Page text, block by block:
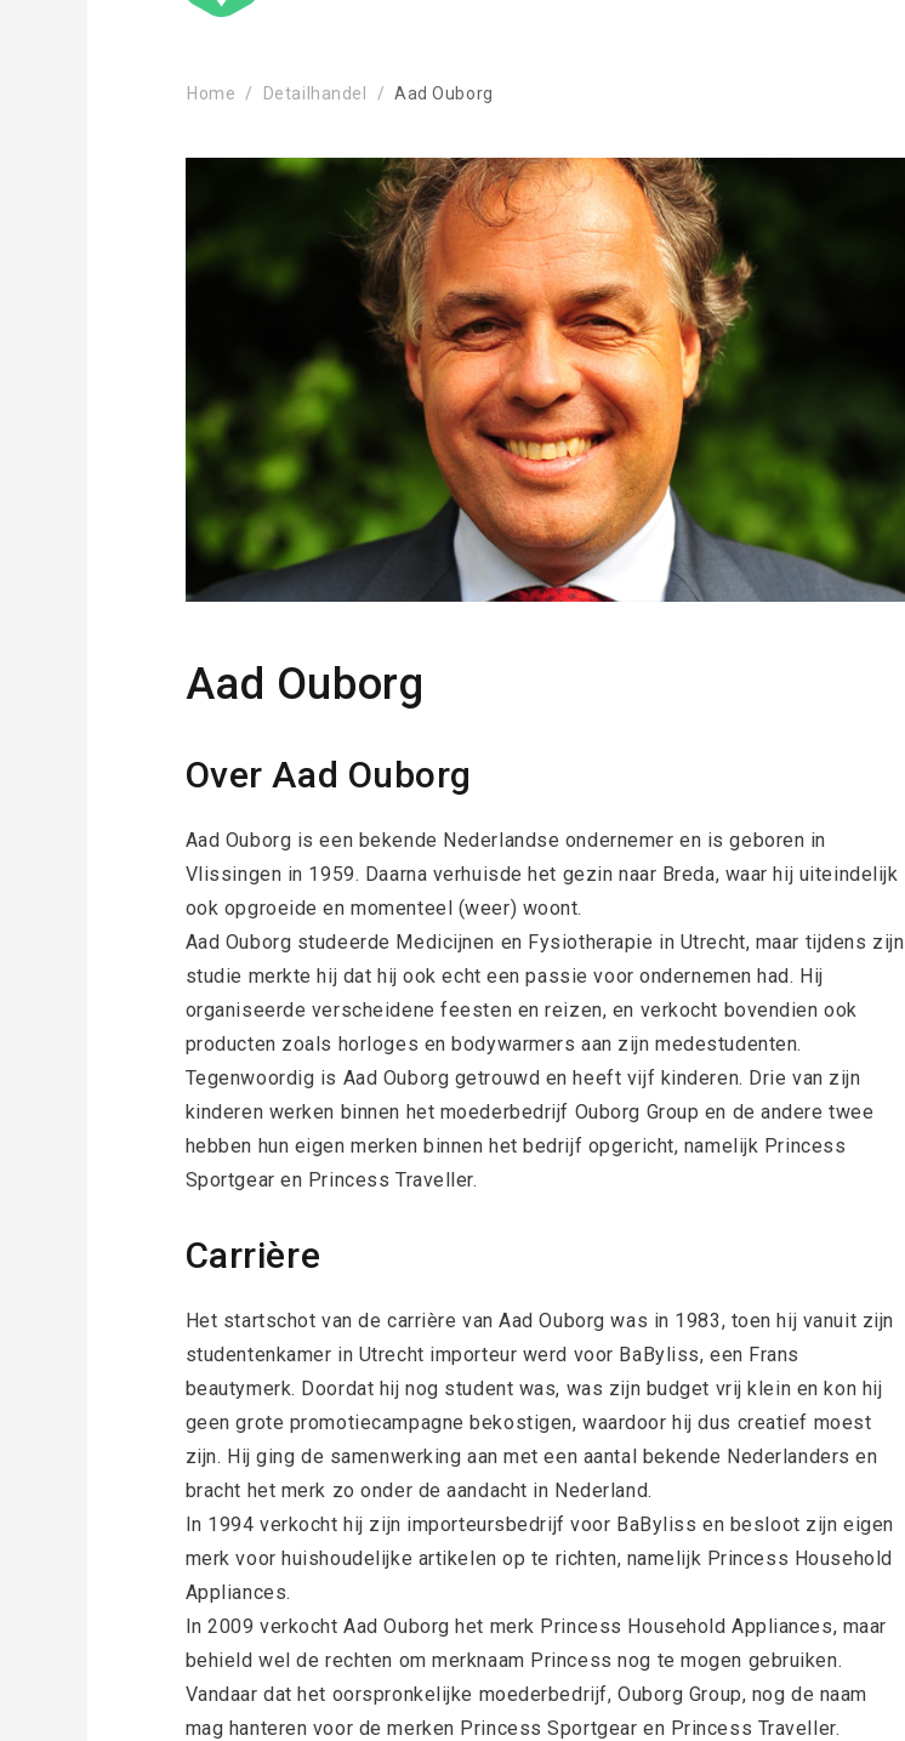
Home Detailhandel Aad Ouborg
Aad Ouborg
Over Aad Ouborg
Aad Ouborg is een bekende Nederlandse ondernemer en is geboren in
Vlissingen in 1959. Daarna verhuisde het gezin naar Breda, waar hij uiteindelijk
ook opgroeide en momenteel (weer) woont.
Aad Ouborg studeerde Medicijnen en Fysiotherapie in Utrecht, maar tijdens zijn
studie merkte hij dat hij ook echt een passie voor ondernemen had. Hij
organiseerde verscheidene feesten en reizen, en verkocht bovendien ook
producten zoals horloges en bodywarmers aan zijn medestudenten.
Tegenwoordig is Aad Ouborg getrouwd en heeft vijf kinderen. Drie van zijn
kinderen werken binnen het moederbedrijf Ouborg Group en de andere twee
hebben hun eigen merken binnen het bedrijf opgericht, namelijk Princess
Sportgear en Princess Traveller.
Carrière
Het startschot van de carrière van Aad Ouborg was in 1983, toen hij vanuit zijn
studentenkamer in Utrecht importeur werd voor BaByliss, een Frans
beautymerk. Doordat hij nog student was, was zijn budget vrij klein en kon hij
geen grote promotiecampagne bekostigen, waardoor hij dus creatief moest
zijn. Hij ging de samenwerking aan met een aantal bekende Nederlanders en
bracht het merk zo onder de aandacht in Nederland.
In 1994 verkocht hij zijn importeursbedrijf voor BaByliss en besloot zijn eigen
merk voor huishoudelijke artikelen op te richten, namelijk Princess Household
Appliances.
In 2009 verkocht Aad Ouborg het merk Princess Household Appliances, maar
behield wel de rechten om merknaam Princess nog te mogen gebruiken.
Vandaar dat het oorspronkelijke moederbedrijf, Ouborg Group, nog de naam
mag hanteren voor de merken Princess Sportgear en Princess Traveller.